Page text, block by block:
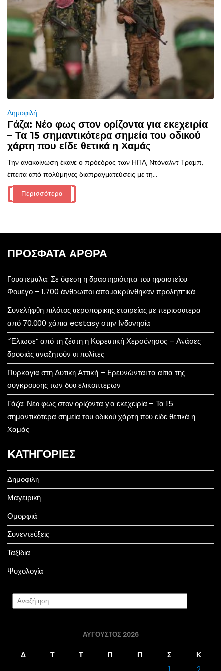
Δημοφιλή
Γάζα: Νέο φως στον ορίζοντα για εκεχειρία
– Τα 15 σημαντικότερα σημεία του οδικού
χάρτη που είδε θετικά η Χαμάς
Την ανακοίνωση έκανε ο πρόεδρος των ΗΠΑ, Ντόναλντ Τραμπ,
έπειτα από πολύμηνες διαπραγματεύσεις με τη...
Περισσότερα
ΠΡΌΣΦΑΤΑ ΆΡΘΡΑ
Γουατεμάλα: Σε ύφεση η δραστηριότητα του ηφαιστείου
Φουέγο – 1.700 άνθρωποι απομακρύνθηκαν προληπτικά
Συνελήφθη πιλότος αεροπορικής εταιρείας με περισσότερα
από 70.000 χάπια ecstasy στην Ινδονησία
“Έλιωσε” από τη ζέστη η Κορεατική Χερσόνησος – Ανάσες
δροσιάς αναζητούν οι πολίτες
Πυρκαγιά στη Δυτική Αττική – Ερευνώνται τα αίτια της
σύγκρουσης των δύο ελικοπτέρων
Γάζα: Νέο φως στον ορίζοντα για εκεχειρία – Τα 15
σημαντικότερα σημεία του οδικού χάρτη που είδε θετικά η
Χαμάς
KΑΤΗΓΟΡΊΕΣ
Δημοφιλή
Μαγειρική
Ομορφιά
Συνεντεύξεις
Ταξίδια
Ψυχολογία
ΑΎΓΟΥΣΤΟΣ 2026
Δ Τ Τ Π Π Σ
Κ
1
2